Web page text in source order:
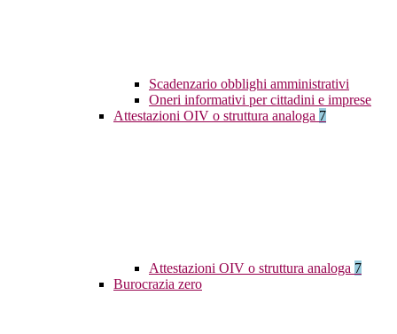
Scadenzario obblighi amministrativi
Oneri informativi per cittadini e imprese
Attestazioni OIV o struttura analoga 7
Attestazioni OIV o struttura analoga 7
Burocrazia zero